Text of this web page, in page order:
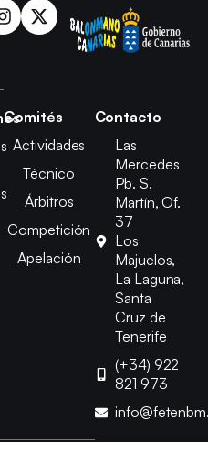
Comités
Actividades
Técnico
Árbitros
Competición
Apelación
Contacto
Las
Mercedes
Pb. S.
Martín, Of.
37
Los
Majuelos,
La Laguna,
Santa
Cruz de
Tenerife
(+34) 922
821 973